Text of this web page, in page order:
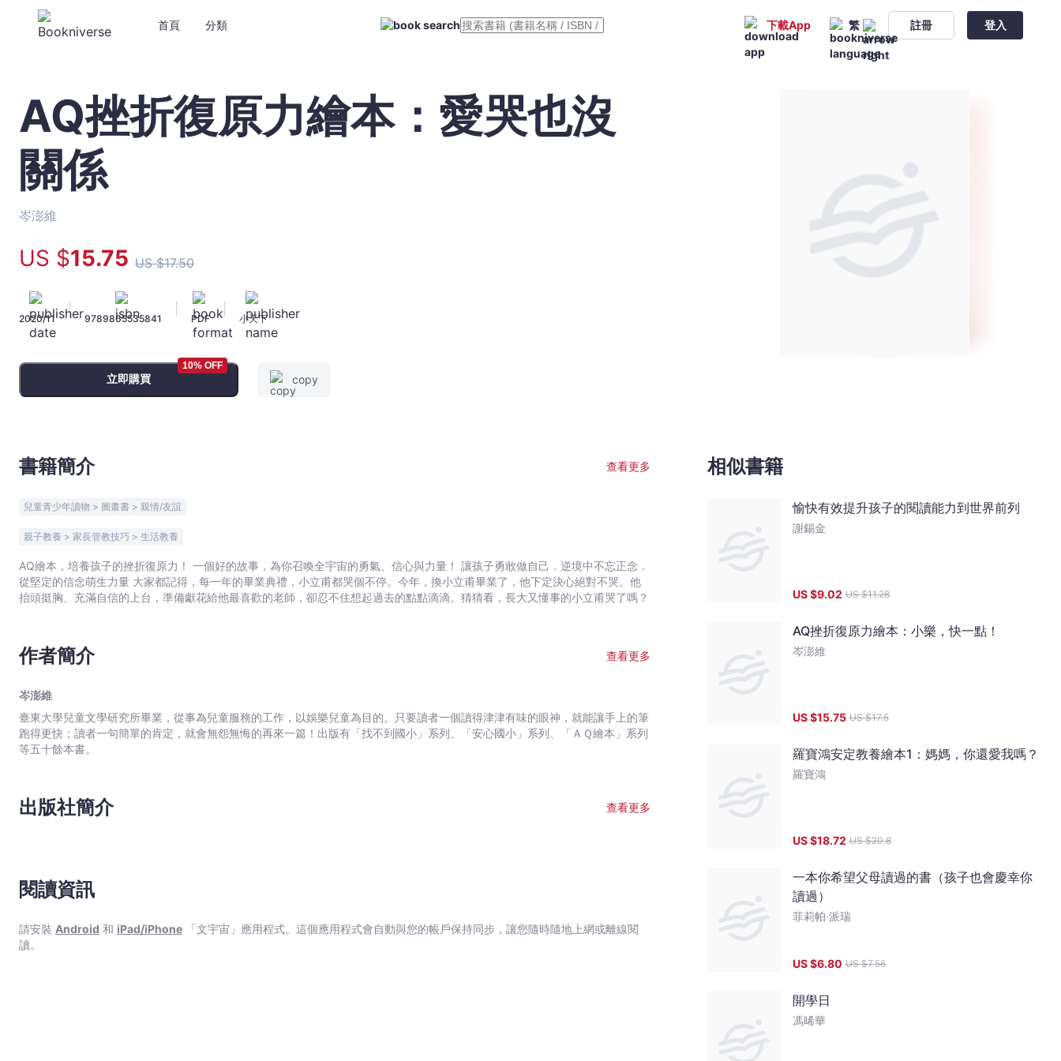
首頁 分類 下載App 繁 註冊 登入
AQ
挫
折
復
原
力
繪
愛
哭
也
沒
關
-
澎
文
宇
｜
Bookniverse
AQ挫折復原力繪本：愛哭也沒
關係
岑澎維
US $15.75 US $17.50
2020/11
|
9789865535841 PDF 小天下
立即購買
10% OFF
copy
書籍簡介 查看更多
兒童青少年讀物 > 圖畫書 > 親情/友誼
親子教養 > 家長管教技巧 > 生活教養
AQ繪本，培養孩子的挫折復原力！ 一個好的故事，為你召喚全宇宙的勇氣、信心與力量！ 讓孩子勇敢做自己．逆境中不忘正念．
從堅定的信念萌生力量 大家都記得，每一年的畢業典禮，小立甫都哭個不停。今年，換小立甫畢業了，他下定決心絕對不哭。他
抬頭挺胸、充滿自信的上台，準備獻花給他最喜歡的老師，卻忍不住想起過去的點點滴滴。猜猜看，長大又懂事的小立甫哭了嗎？
作者簡介 查看更多
岑澎維
臺東大學兒童文學研究所畢業，從事為兒童服務的工作，以娛樂兒童為目的。只要讀者一個讀得津津有味的眼神，就能讓手上的筆
跑得更快；讀者一句簡單的肯定，就會無怨無悔的再來一篇！出版有「找不到國小」系列、「安心國小」系列、「ＡＱ繪本」系列
等五十餘本書。
出版社簡介 查看更多
閱讀資訊
請安裝 Android 和 iPad/iPhone 「文宇宙」應用程式。這個應用程式會自動與您的帳戶保持同步，讓您隨時隨地上網或離線閱
讀。
相似書籍
愉快有效提升孩子的閱讀能力到世界前列
謝錫金
US $9.02 US $11.28
AQ挫折復原力繪本：小樂，快一點！
岑澎維
US $15.75 US $17.5
羅寶鴻安定教養繪本1：媽媽，你還愛我嗎？
羅寶鴻
US $18.72 US $20.8
一本你希望父母讀過的書（孩子也會慶幸你
讀過）
菲莉帕‧派瑞
US $6.80 US $7.56
開學日
馮晞華